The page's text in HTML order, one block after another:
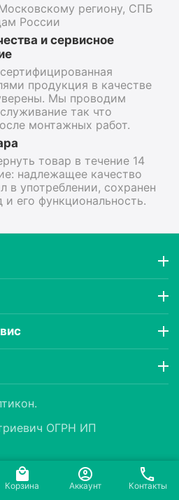
региону, СПБ
России
и сервисное
продукция в качестве
Мы проводим
так что
монтажных работ.
товар в течение 14
надлежащее качество
в употреблении, сохранен
и его функциональность.
ОГРН ИП
Корзина Аккаунт Контакты